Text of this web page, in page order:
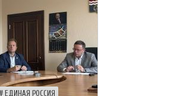
ЕДИНАЯ РОССИЯ